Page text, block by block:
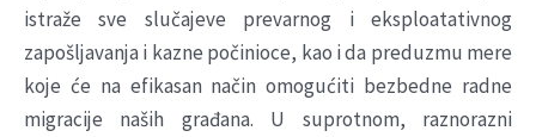
istraže sve slučajeve prevarnog i eksploatativnog
zapošljavanja i kazne počinioce, kao i da preduzmu mere
koje će na efikasan način omogućiti bezbedne radne
migracije naših građana. U suprotnom, raznorazni